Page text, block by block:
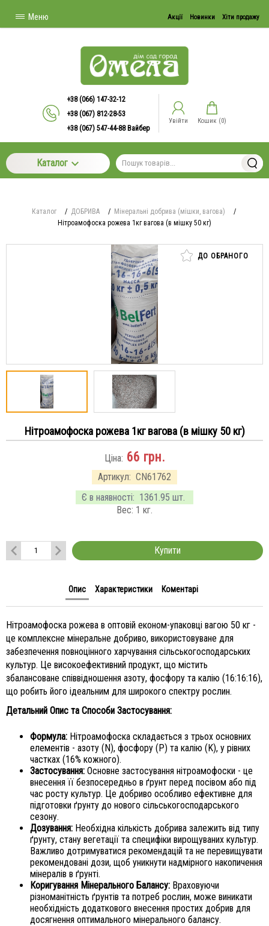
Меню Акції Новинки Хіти продажу
+38 (066) 147-32-12
+38 (067) 812-28-53
+38 (067) 547-44-88 Вайбер
Увійти Кошик (0)
Каталог
Каталог / ДОБРИВА / Мінеральні добрива (мішки, вагова)
/
Нітроамофоска рожева 1кг вагова (в мішку 50 кг)
ДО ОБРАНОГО
Нітроамофоска рожева 1кг вагова (в мішку 50 кг)
Артикул: CN61762
Є в наявності: 1361.95 шт.
Вес: 1 кг.
Ціна: 66 грн.
Купити
Опис Характеристики Коментарі
Нітроамофоска рожева в оптовій економ-упаковці вагою 50 кг -
це комплексне мінеральне добриво, використовуване для
забезпечення повноцінного харчування сільськогосподарських
культур. Це високоефективний продукт, що містить
збалансоване співвідношення азоту, фосфору та калію (16:16:16),
що робить його ідеальним для широкого спектру рослин.
Детальний Опис та Способи Застосування:
Формула: Нітроамофоска складається з трьох основних
елементів - азоту (N), фосфору (P) та калію (K), у рівних
частках (16% кожного).
Застосування: Основне застосування нітроамофоски - це
внесення її безпосередньо в ґрунт перед посівом або під
час росту культур. Це добриво особливо ефективне для
підготовки ґрунту до нового сільськогосподарського
сезону.
Дозування: Необхідна кількість добрива залежить від типу
ґрунту, стану вегетації та специфіки вирощуваних культур.
Важливо дотримуватися рекомендацій та не перевищувати
рекомендовані дози, щоб уникнути надмірного накопичення
мінералів в ґрунті.
Коригування Мінерального Балансу: Враховуючи
різноманітність ґрунтів та потреб рослин, може виникати
необхідність додаткового внесення простих добрив для
досягнення оптимального мінерального балансу.